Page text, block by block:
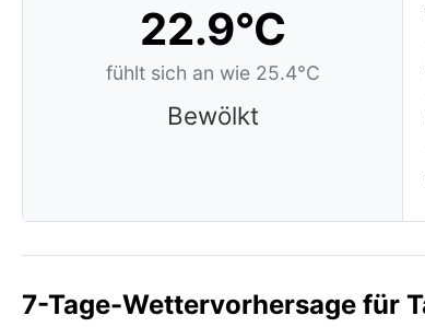
22.9°C
fühlt sich an wie 25.4°C
Bewölkt
7-Tage-Wettervorhersage für